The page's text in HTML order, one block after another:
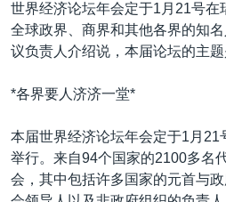
转
到
导
到
检
索
最新国际新闻
印太
非洲
美洲
分类新闻
经济·金融·贸易
人权·法律·宗教
军事
劳工
美中关系
国会报道
美中关系
VOA今日焦点
中文广播
世界经济论坛年会定于1月21号在
全球政界、商界和其他各界的知
议负责人介绍说，本届论坛的主题
*各界要人济济一堂*
本届世界经济论坛年会定于1月21
举行。来自94个国家的2100多名
会，其中包括许多国家的元首与